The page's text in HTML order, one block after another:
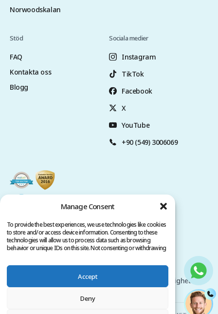
Manage Consent
To provide the best experiences, we use technologies like cookies
to store and/or access device information. Consenting to these
technologies will allow us to process data such as browsing
behavior or unique IDs on this site. Not consenting or withdrawing
Accept
Deny
Norwoodskalan
Stöd
FAQ
Kontakta oss
Blogg
Sociala medier
Instagram
TikTok
Facebook
X
YouTube
+90 (549) 3006069
Sekretesspolicy
Användarvillkor
Upphovsrätt @ 2026 www.clinicana.com. Alla rättigheter
förbehållna.